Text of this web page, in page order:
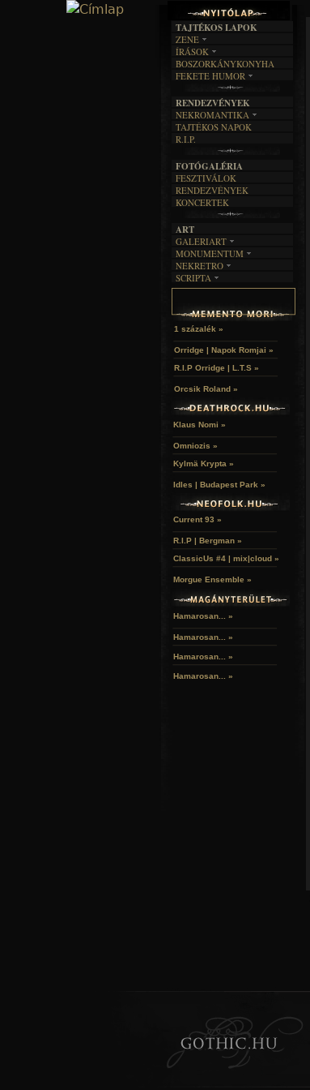
TAJTÉKOS LAPOK
ZENE
EGYÜTTESEK
INTERJÚK
FORDÍTÁSOK
DALSZÖVEGEK
ÍRÁSOK
IRODALOM
FILM
MŰVÉSZET
ÍRÁSTÖRTÉNET
BOSZORKÁNYKONYHA
FEKETE HUMOR
SZÖVEGES
RENDEZVÉNYEK
NEKROMANTIKA
AKTUÁLIS
A MÚLT
TAJTÉKOS NAPOK
R.I.P.
FOTÓGALÉRIA
FESZTIVÁLOK
RENDEZVÉNYEK
KONCERTEK
ART
GALERIART
ARTGALERI
KÉPREGÉNYEK
LAKÁSKULTS
MONUMENTUM
TEMETŐK
TEMPLOMOK
HELYEK
NEKRETRO
SZUBKULT
RELIKVIÁK
SCRIPTA
NOVELLÁK
HALÁLTÁNC
1 százalék »
Orridge | Napok Romjai »
R.I.P Orridge | L.T.S »
Orcsik Roland »
Klaus Nomi »
Omniozis »
Kylmä Krypta »
Idles | Budapest Park »
Current 93 »
R.I.P | Bergman »
ClassicUs #4 | mix|cloud »
Morgue Ensemble »
Hamarosan... »
Hamarosan... »
Hamarosan... »
Hamarosan... »